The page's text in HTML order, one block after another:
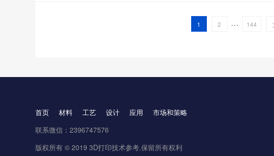
1 2 … 144
首页 材料 工艺 设计 应用
市场和策略
联系微信：2396747576
版权所有 © 2019 3D打印技术参考.保留所有权利